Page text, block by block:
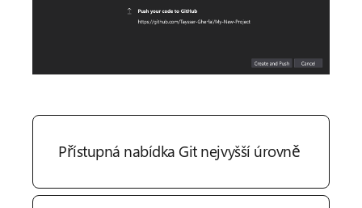
Přístupná nabídka Git nejvyšší úrovně